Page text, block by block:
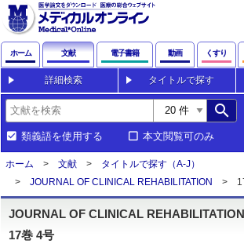
ホーム 文献 電子書籍 動画 くすり
詳細検索 タイトルで探す
search
類義語を使用する 本文閲覧可のみ
ホーム 文献
タイトルで探す（A-J）
JOURNAL OF CLINICAL REHABILITATION
JOURNAL OF CLINICAL REHABILITATION
17巻 4号